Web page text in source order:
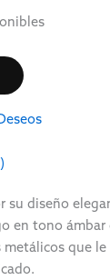
su diseño
en tono ámbar
que